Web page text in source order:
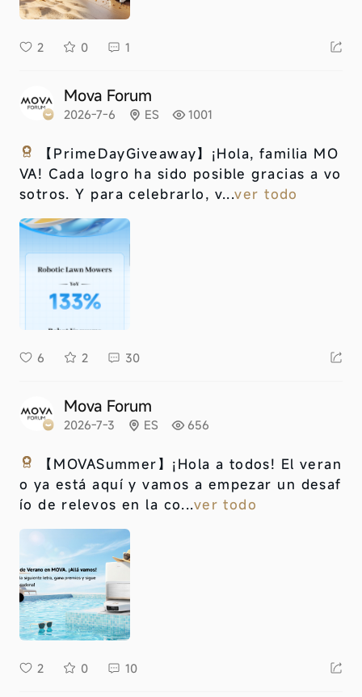
2 0 1
Mova Forum
2026-7-6 ES 1001
【PrimeDayGiveaway】 ¡Hola, familia MO
VA! Cada logro ha sido posible gracias a vo
sotros. Y para celebrarlo, v...ver todo
6 2 30
Mova Forum
2026-7-3 ES 656
【MOVASummer】 ¡Hola a todos! El veran
o ya está aquí y vamos a empezar un desaf
ío de relevos en la co...ver todo
2 0 10